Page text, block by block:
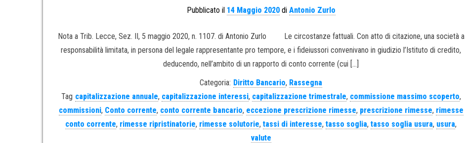
Pubblicato il 14 Maggio 2020di Antonio Zurlo
Nota a Trib. Lecce, Sez. II, 5 maggio 2020, n. 1107. di Antonio Zurlo Le circostanze fattuali. Con atto di citazione, una società a
responsabilità limitata, in persona del legale rappresentante pro tempore, e i fideiussori convenivano in giudizio l’Istituto di credito,
deducendo, nell’ambito di un rapporto di conto corrente (cui […]
Categoria: Diritto Bancario, Rassegna
Tag capitalizzazione annuale, capitalizzazione interessi, capitalizzazione trimestrale, commissione massimo scoperto,
commissioni, Conto corrente, conto corrente bancario, eccezione prescrizione rimesse, prescrizione rimesse, rimesse
conto corrente, rimesse ripristinatorie, rimesse solutorie,tassi di interesse,tasso soglia,tasso soglia usura, usura,
valute